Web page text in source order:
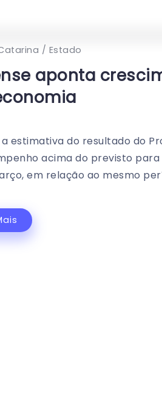
/ Estado
aponta
estimativa do resultado do
acima do previsto para
em relação ao mesmo